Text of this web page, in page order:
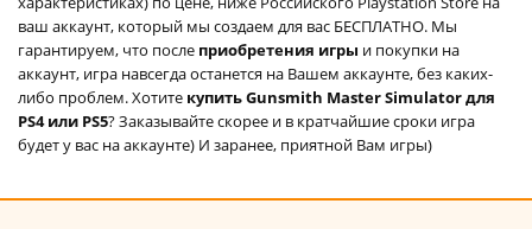
ваш аккаунт, который мы создаем для вас БЕСПЛАТНО. Мы
гарантируем, что после приобретения игры и покупки на
аккаунт, игра навсегда останется на Вашем аккаунте, без каких-
либо проблем. Хотите купить Gunsmith Master Simulator для
PS4 или PS5? Заказывайте скорее и в кратчайшие сроки игра
будет у вас на аккаунте) И заранее, приятной Вам игры)